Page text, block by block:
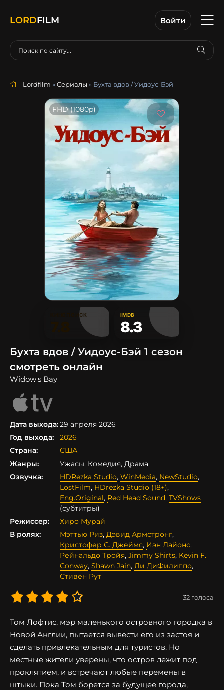
LORDFILM Войти
Lordfilm »Сериалы » Бухта вдов / Уидоус-Бэй
FHD (1080p)
КИНОПОИСК IMDB
8.3
Бухта вдов / Уидоус-Бэй 1 сезон
смотреть онлайн
Widow's Bay
Дата выхода:29 апреля 2026
Год выхода:
2026
Страна:
США
Жанры:
Ужасы, Комедия, Драма
Озвучка:
HDRezka Studio, WinMedia, NewStudio,
LostFilm, HDrezka Studio (18+),
Eng.Original, Red Head Sound, TVShows
(субтитры)
Режиссер:
Хиро Мурай
В ролях:
Мэттью Риз, Дэвид Армстронг,
Кристофер С. Джеймс, Иэн Лайонс,
Рейнальдо Тройя, Jimmy Shirts, Kevin F.
Conway, Shawn Jain, Ли ДиФилиппо,
Стивен Рут
32 голоса
Том Лофтис, мэр маленького островного городка в
Новой Англии, пытается вывести его из застоя и
сделать привлекательным для туристов. Но
местные жители уверены, что остров лежит под
проклятием, и встречают любые перемены в
штыки. Пока Том борется за будущее города,